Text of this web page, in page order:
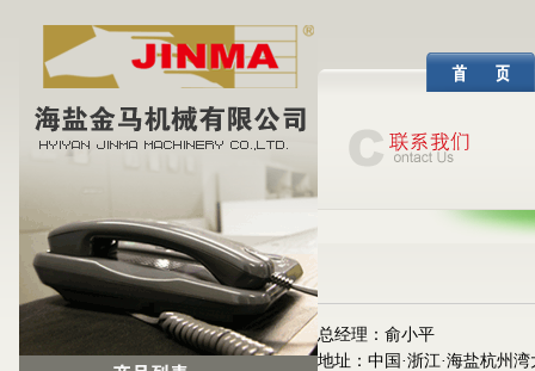
总经理：俞小平
地址：中国·浙江·海盐杭州湾